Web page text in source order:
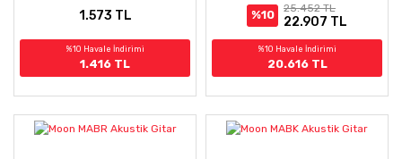
1.573 TL
%10 Havale İndirimi
1.416 TL
%10
25.452 TL
22.907 TL
%10 Havale İndirimi
20.616 TL